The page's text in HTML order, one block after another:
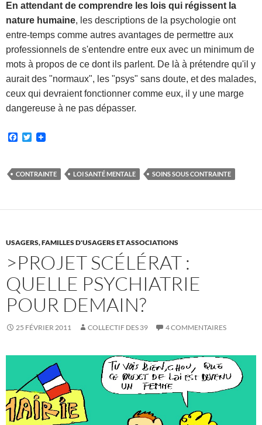
En attendant de comprendre les lois qui régissent la
nature humaine, les descriptions de la psychologie ont
entre-temps comme autres avantages de permettre aux
professionnels de s'entendre entre eux avec un minimum de
mots à propos de ce dont ils parlent. De là à prétendre qu'il y
aurait des "normaux", les "psys" sans doute, et des malades,
ceux qui devraient fonctionner comme eux, il y une marge
dangereuse à ne pas dépasser.
F
b
o
T
t
e
CONTRAINTE LOI SANTÉ MENTALE SOINS SOUS CONTRAINTE
USAGERS, FAMILLES D'USAGERS ET ASSOCIATIONS
>PROJET SCÉLÉRAT :
QUELLE PSYCHIATRIE
POUR DEMAIN?
25 FÉVRIER 2011 COLLECTIF DES 39 4 COMMENTAIRES